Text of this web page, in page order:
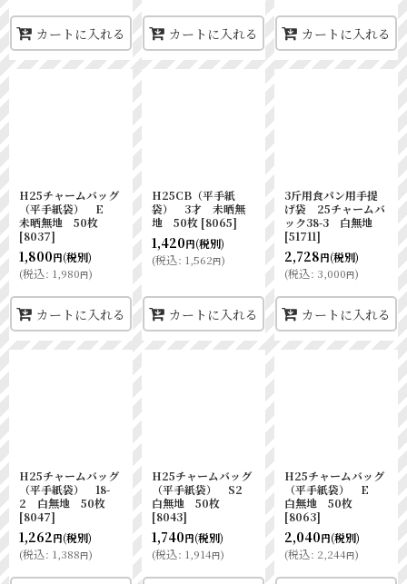
カートに入れる カートに入れる カートに入れる
H25チャームバッグ
（平手紙袋） E
未晒無地 50枚
[8037]
1,800円(税別)
(税込: 1,980円)
カートに入れる
H25CB（平手紙
袋） 3才 未晒無
地 50枚 [8065]
1,420円(税別)
(税込: 1,562円)
カートに入れる
3斤用食パン用手提
げ袋 25チャームバ
ック38-3 白無地
[51711]
2,728円(税別)
(税込: 3,000円)
カートに入れる
H25チャームバッグ
（平手紙袋） 18-
2 白無地 50枚
[8047]
1,262円(税別)
(税込: 1,388円)
H25チャームバッグ
（平手紙袋） S2
白無地 50枚
[8043]
1,740円(税別)
(税込: 1,914円)
H25チャームバッグ
（平手紙袋） E
白無地 50枚
[8063]
2,040円(税別)
(税込: 2,244円)